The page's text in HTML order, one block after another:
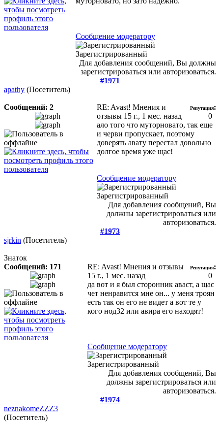
Сообщение модератору
Зарегистрированный
Для добавления сообщений, Вы должны
зарегистрироваться или авторизоваться.
#1971
apathy (Посетитель)
Сообщений: 2
RE: Avast! Мнения и
отзывы 15 г., 1 мес. назад
Репутация:
0
ало того что муторновато, так еще
и черви пропускает, поэтому
доверять авату перестал довольно
долгое время уже щас!
Сообщение модератору
Зарегистрированный
Для добавления сообщений, Вы
должны зарегистрироваться или
авторизоваться.
#1973
sjrkin (Посетитель)
Знаток
Сообщений: 171
RE: Avast! Мнения и отзывы
15 г., 1 мес. назад
Репутация:
0
да вот и я был сторонник аваст, а щас
чет ненравится мне он... у меня троян
есть так он его не видет а вот те у
кого нод32 или авира его находят!
Сообщение модератору
Зарегистрированный
Для добавления сообщений, Вы
должны зарегистрироваться или
авторизоваться.
#1974
neznakomeZZZ3
(Посетитель)